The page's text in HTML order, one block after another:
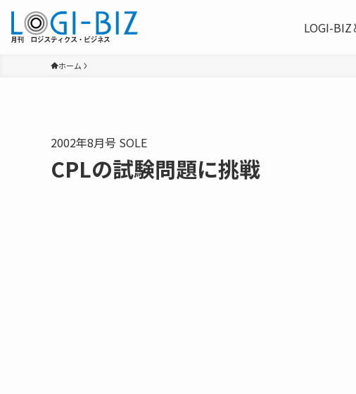
LOGI-BIZ
ホーム
2002年8月号 SOLE
CPLの試験問題に挑戦